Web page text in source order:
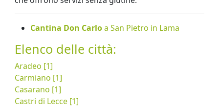
Cantina Don Carloa San Pietro in Lama
Elenco delle città:
Aradeo [1]
Carmiano [1]
Casarano [1]
Castri di Lecce [1]